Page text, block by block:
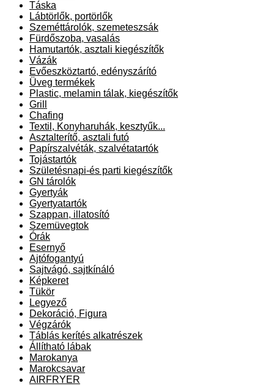
Táska
Lábtörlők, portörlők
Szeméttárolók, szemeteszsák
Fürdőszoba, vasalás
Hamutartók, asztali kiegészítők
Vázák
Evőeszköztartó, edényszárító
Üveg termékek
Plastic, melamin tálak, kiegészítők
Grill
Chafing
Textil, Konyharuhák, kesztyűk...
Asztalterítő, asztali futó
Papírszalvéták, szalvétatartók
Tojástartók
Születésnapi-és parti kiegészítők
GN tárolók
Gyertyák
Gyertyatartók
Szappan, illatosító
Szemüvegtok
Órák
Esernyő
Ajtófogantyú
Sajtvágó, sajtkínáló
Képkeret
Tükör
Legyező
Dekoráció, Figura
Végzárók
Táblás kerítés alkatrészek
Állítható lábak
Marokanya
Marokcsavar
AIRFRYER